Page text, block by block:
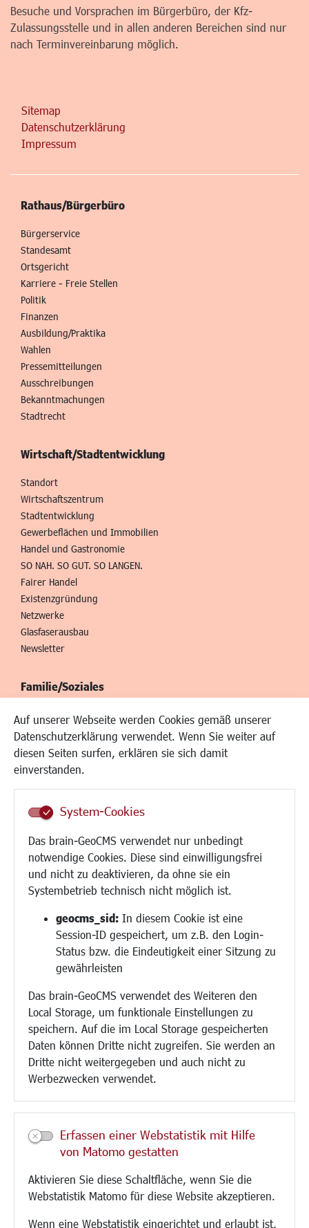
Auf unserer Webseite werden Cookies gemäß unserer
Datenschutzerklärung verwendet. Wenn Sie weiter auf
diesen Seiten surfen, erklären sie sich damit
einverstanden.
System-Cookies
Das brain-GeoCMS verwendet nur unbedingt
notwendige Cookies. Diese sind einwilligungsfrei
und nicht zu deaktivieren, da ohne sie ein
Systembetrieb technisch nicht möglich ist.
geocms_sid: In diesem Cookie ist eine
Session-ID gespeichert, um z.B. den Login-
Status bzw. die Eindeutigkeit einer Sitzung zu
gewährleisten
Das brain-GeoCMS verwendet des Weiteren den
Local Storage, um funktionale Einstellungen zu
speichern. Auf die im Local Storage gespeicherten
Daten können Dritte nicht zugreifen. Sie werden an
Dritte nicht weitergegeben und auch nicht zu
Werbezwecken verwendet.
Erfassen einer Webstatistik mit Hilfe
von Matomo gestatten
Aktivieren Sie diese Schaltfläche, wenn Sie die
Webstatistik Matomo für diese Website akzeptieren.
Wenn eine Webstatistik eingerichtet und erlaubt ist,
Besuche und Vorsprachen im Bürgerbüro, der Kfz-
Zulassungsstelle und in allen anderen Bereichen sind nur
nach Terminvereinbarung möglich.
Sitemap
Datenschutzerklärung
Impressum
Rathaus/Bürgerbüro
Bürgerservice
Standesamt
Ortsgericht
Karriere - Freie Stellen
Politik
Finanzen
Ausbildung/Praktika
Wahlen
Pressemitteilungen
Ausschreibungen
Bekanntmachungen
Stadtrecht
Wirtschaft/Stadtentwicklung
Standort
Wirtschaftszentrum
Stadtentwicklung
Gewerbeflächen und Immobilien
Handel und Gastronomie
SO NAH. SO GUT. SO LANGEN.
Fairer Handel
Existenzgründung
Netzwerke
Glasfaserausbau
Newsletter
Familie/Soziales
Kinderbetreuung
Kinder und Jugend
Institutionen für Familien
Frauen
Schule
Demokratie leben
Ukrainehilfe
Hilfe für Geflüchtete
Religion
Bauen/Umwelt/Mobilität
Bebauungsplanung
Verkehr/Mobilität
Glasfaserausbau
Aktuelle Baustellen
Paddelteich
CINDY S
Kultur/Freizeit/Tourismus
Veranstaltungen
Neue Stadthalle Langen
Bäder
Musikschule